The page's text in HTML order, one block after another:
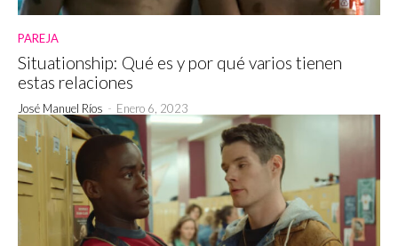
PAREJA
Situationship: Qué es y por qué varios tienen
estas relaciones
José Manuel Ríos - Enero 6, 2023